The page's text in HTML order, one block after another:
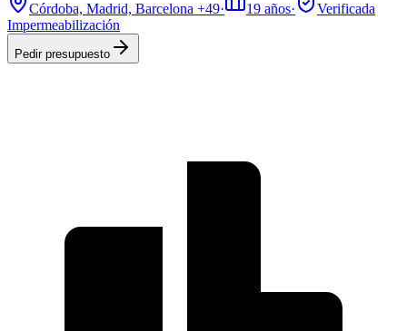
Córdoba, Madrid, Barcelona +49· 19 años·
Verificada
Impermeabilización
Pedir presupuesto